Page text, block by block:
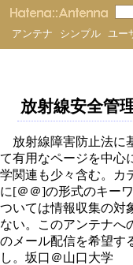
アンテナ シンプル ユー
放射線安全管
放射線障害防止法に
て有用なページを中心
学関連も少々含む。カ
に[＠＠]の形式のキー
ついては情報収集の対
ない。このアンテナへ
のメール配信を希望す
し。坂口＠山口大学